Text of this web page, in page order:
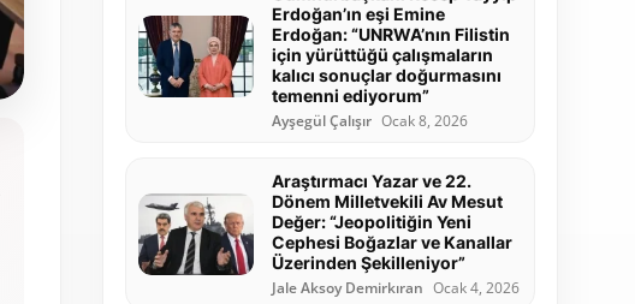
Erdoğan’ın eşi Emine
Erdoğan: “UNRWA’nın Filistin
için yürüttüğü çalışmaların
kalıcı sonuçlar doğurmasını
temenni ediyorum”
Ayşegül Çalışır Ocak 8, 2026
Araştırmacı Yazar ve 22.
Dönem Milletvekili Av Mesut
Değer: “Jeopolitiğin Yeni
Cephesi Boğazlar ve Kanallar
Üzerinden Şekilleniyor”
Jale Aksoy Demirkıran Ocak 4, 2026